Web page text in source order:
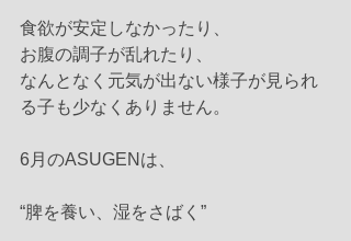
食欲が安定しなかったり、
お腹の調子が乱れたり、
なんとなく元気が出ない様子が見られ
る子も少なくありません。
6月のASUGENは、
“脾を養い、湿をさばく”